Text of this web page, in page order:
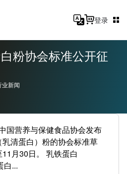
登录
粉协会标准公开征
业新闻
国营养与保健食品协会发布
清蛋白）粉的协会标准草
月30日。 乳铁蛋白
白...